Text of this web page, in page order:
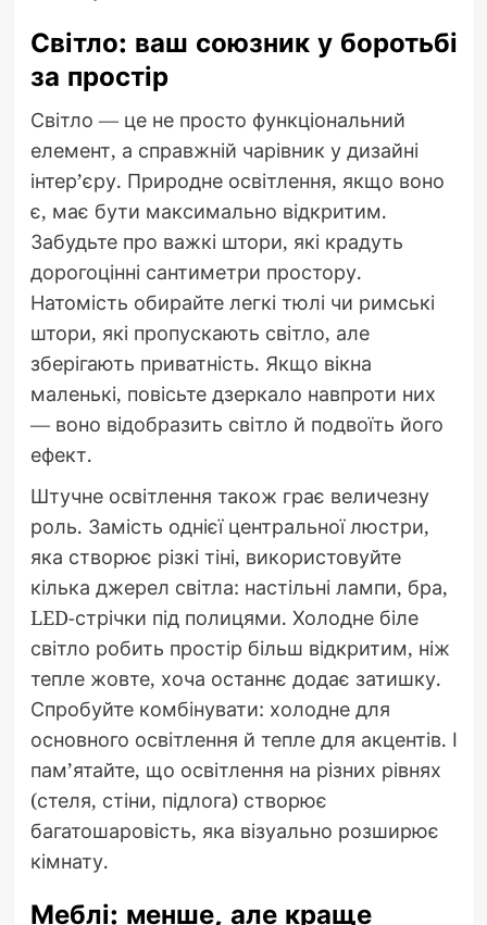
Світло: ваш союзник у боротьбі
за простір
Світло — це не просто функціональний
елемент, а справжній чарівник у дизайні
інтер’єру. Природне освітлення, якщо воно
є, має бути максимально відкритим.
Забудьте про важкі штори, які крадуть
дорогоцінні сантиметри простору.
Натомість обирайте легкі тюлі чи римські
штори, які пропускають світло, але
зберігають приватність. Якщо вікна
маленькі, повісьте дзеркало навпроти них
— воно відобразить світло й подвоїть його
ефект.
Штучне освітлення також грає величезну
роль. Замість однієї центральної люстри,
яка створює різкі тіні, використовуйте
кілька джерел світла: настільні лампи, бра,
LED-стрічки під полицями. Холодне біле
світло робить простір більш відкритим, ніж
тепле жовте, хоча останнє додає затишку.
Спробуйте комбінувати: холодне для
основного освітлення й тепле для акцентів. І
пам’ятайте, що освітлення на різних рівнях
(стеля, стіни, підлога) створює
багатошаровість, яка візуально розширює
кімнату.
Меблі: менше, але краще